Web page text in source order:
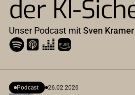
der KI-
Unser Podcast mitSven Kramer
Podcast 26.02.2026